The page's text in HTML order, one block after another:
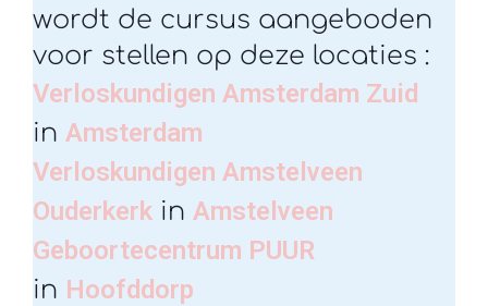
wordt de cursus aangeboden
voor stellen op deze locaties :
Verloskundigen Amsterdam Zuid
in Amsterdam
Verloskundigen Amstelveen
Ouderkerk in Amstelveen
Geboortecentrum PUUR
in Hoofddorp